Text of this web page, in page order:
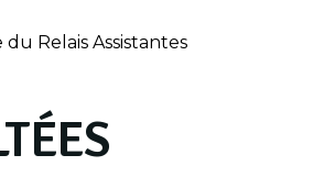
Relais Assistantes